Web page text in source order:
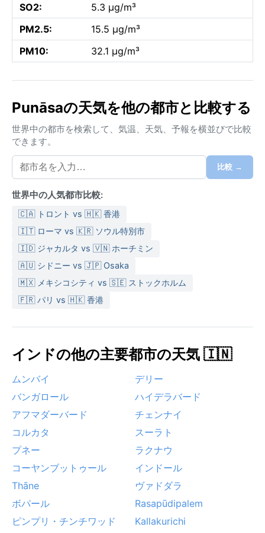
SO2:
5.3 µg/m³
PM2.5:
15.5 µg/m³
PM10:
32.1 µg/m³
Punāsaの天気を他の都市と比較する
世界中の都市を検索して、気温、天気、予報を横並びで比較
できます。
比較 →
世界中の人気都市比較:
🇨🇦 トロント vs 🇭🇰 香港
🇮🇹 ローマ vs 🇰🇷 ソウル特別市
🇮🇩 ジャカルタ vs 🇻🇳 ホーチミン
🇦🇺 シドニー vs 🇯🇵 Osaka
🇲🇽 メキシコシティ vs 🇸🇪 ストックホルム
🇫🇷 パリ vs 🇭🇰 香港
インドの他の主要都市の天気 🇮🇳
ムンバイ
デリー
バンガロール
ハイデラバード
アフマダーバード
チェンナイ
コルカタ
スーラト
プネー
ラクナウ
コーヤンブットゥール
インドール
Thāne
ヴァドダラ
ボパール
Rasapūdipalem
ピンプリ・チンチワッド
Kallakurichi